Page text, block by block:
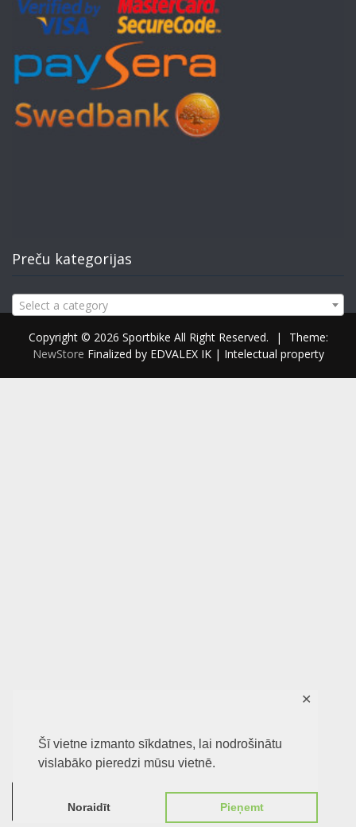
Šī vietne izmanto sīkdatnes, lai nodrošinātu
vislabāko pieredzi mūsu vietnē.
Noraidīt Pieņemt
✕
Preču kategorijas
Select a category
Copyright © 2026 Sportbike All Right Reserved. |
Theme:
NewStore Finalized by EDVALEX IK | Intelectual property